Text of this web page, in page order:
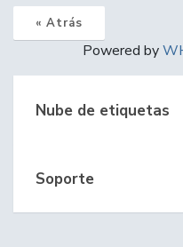
« Atrás
Powered by
Nube de etiquetas
Soporte